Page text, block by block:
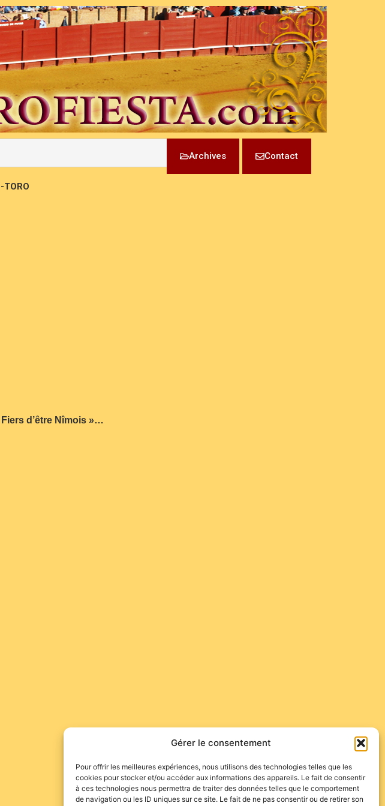
Gérer le consentement
Pour offrir les meilleures expériences, nous utilisons des technologies telles que les
cookies pour stocker et/ou accéder aux informations des appareils. Le fait de consentir
à ces technologies nous permettra de traiter des données telles que le comportement
de navigation ou les ID uniques sur ce site. Le fait de ne pas consentir ou de retirer son
Archives Contact
TORO
d’être Nîmois »…